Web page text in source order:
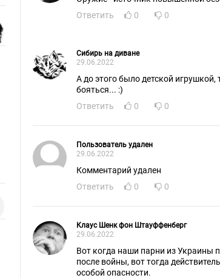
Ответить
0 0
Сибирь на диване
29.06.2022
А до этого было детской
бояться... :)
Ответить
0 0
Пользователь удален
29.06.2022
Комментарий удален
Ответить
0 0
Клаус Шенк фон Штауффенберг
29.06.2022
Вот когда наши парни из Украины
после войны, вот тогда
особой опасности.